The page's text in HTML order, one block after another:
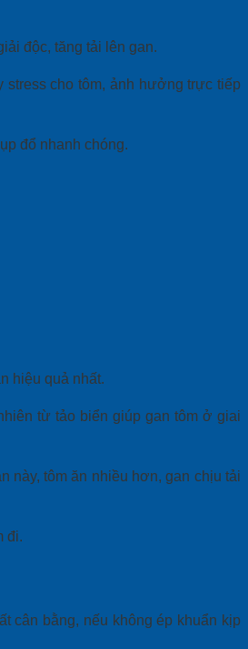
độc, tăng tải lên gan.
cho tôm, ảnh hưởng trực tiếp
đổ nhanh chóng.
hiệu quả nhất.
từ tảo biển giúp gan tôm ở giai
này, tôm ăn nhiều hơn, gan chịu tải
đi.
cân bằng, nếu không ép khuẩn kịp